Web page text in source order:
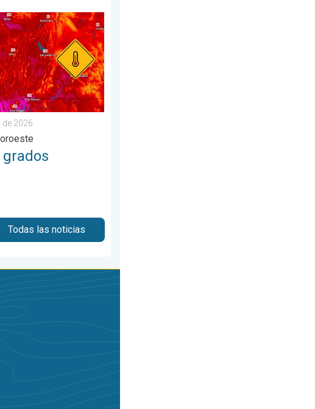
28 de julio de 2026
Fahrenheit. Extremos en el Noroeste. . . jueves, 6 de agosto de 2026
de 2026
grados
Todas las noticias